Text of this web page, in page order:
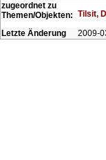
zugeordnet zu
Themen/Objekten: Tilsit,
Letzte Änderung
2009-